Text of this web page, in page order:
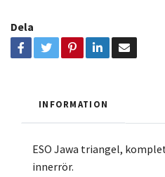
Dela
INFORMATION
ESO Jawa triangel,
innerrör.